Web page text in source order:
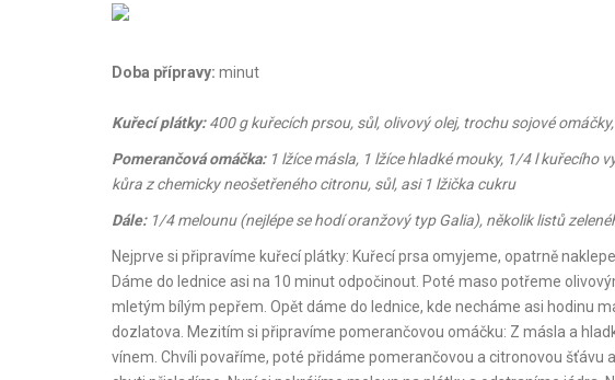
Doba přípravy: minut
Kuřecí plátky:400 g kuřecích prsou, sůl, olivový olej, trochu sojové
Pomerančová omáčka: 1 lžíce másla, 1 lžíce hladké mouky, 1/4 l kuřecího
kůra z chemicky neošetřeného citronu, sůl, asi 1 lžička cukru
Dále:1/4 melounu (nejlépe se hodí oranžový typ Galia), několik listů
Nejprve si připravíme kuřecí plátky: Kuřecí prsa omyjeme, opatrně
Dáme do lednice asi na 10 minut odpočinout. Poté maso potřeme
mletým bílým pepřem. Opět dáme do lednice, kde necháme asi hodinu
dozlatova. Mezitím si připravíme pomerančovou omáčku: Z másla a
vínem. Chvíli povaříme, poté přidáme pomerančovou a citronovou šťávu